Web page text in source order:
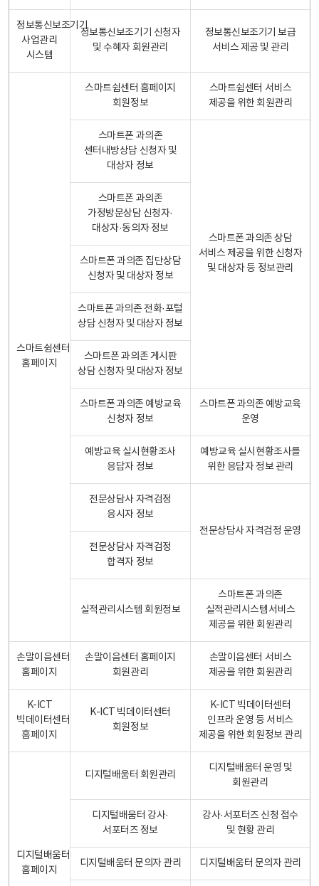
정보통신보조기기
사업관리
시스템
정보통신보조기기 신청자
및 수혜자 회원관리
정보통신보조기기 보급
서비스 제공 및 관리
스마트쉼센터
홈페이지
스마트쉼센터 홈페이지
회원정보
스마트쉼센터 서비스
제공을 위한 회원관리
스마트폰 과의존
센터내방상담 신청자 및
대상자 정보
스마트폰 과의존 상담
서비스 제공을 위한 신청자
및 대상자 등 정보관리
스마트폰 과의존
가정방문상담 신청자·
대상자·동의자 정보
스마트폰 과의존 집단상담
신청자 및 대상자 정보
스마트폰 과의존 전화·포털
상담 신청자 및 대상자 정보
스마트폰 과의존 게시판
상담 신청자 및 대상자 정보
스마트폰 과의존 예방교육
신청자 정보
스마트폰 과의존 예방교육
운영
예방교육 실시현황조사
응답자 정보
예방교육 실시현황조사를
위한 응답자 정보 관리
전문상담사 자격검정
응시자 정보
전문상담사 자격검정 운영
전문상담사 자격검정
합격자 정보
실적관리시스템 회원정보
스마트폰 과의존
실적관리시스템서비스
제공을 위한 회원관리
손말이음센터
홈페이지
손말이음센터 홈페이지
회원관리
손말이음센터 서비스
제공을 위한 회원관리
K-ICT
빅데이터센터
홈페이지
K-ICT 빅데이터센터
회원정보
K-ICT 빅데이터센터
인프라 운영 등 서비스
제공을 위한 회원정보 관리
디지털배움터
홈페이지
디지털배움터 회원관리
디지털배움터 운영 및
회원관리
디지털배움터 강사·
서포터즈 정보
강사·서포터즈 신청 접수
및 현황 관리
디지털배움터 문의자 관리 디지털배움터 문의자 관리